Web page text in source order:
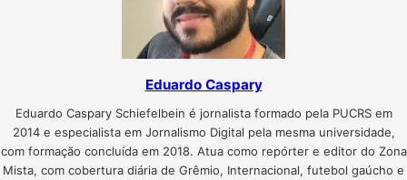
Eduardo Caspary
Eduardo Caspary Schiefelbein é jornalista formado pela PUCRS em
2014 e especialista em Jornalismo Digital pela mesma universidade,
com formação concluída em 2018. Atua como repórter e editor do Zona
Mista, com cobertura diária de Grêmio, Internacional, futebol gaúcho e